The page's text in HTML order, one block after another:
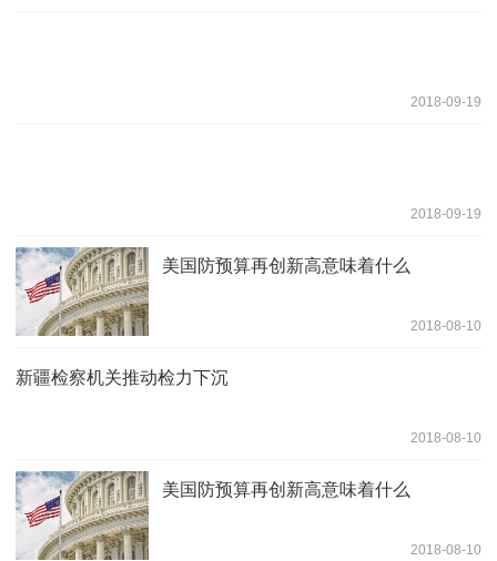
2018-09-19
2018-09-19
美国防预算再创新高意味着什么
2018-08-10
新疆检察机关推动检力下沉
2018-08-10
美国防预算再创新高意味着什么
2018-08-10